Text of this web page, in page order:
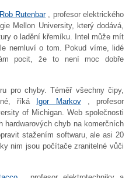
Rob Rutenbar, profesor elektrického
Mellon University, který dodává,
o ladění křemíku. Intel může mít
nemluví o tom. Pokud víme, lidé
pocit, že to není moc dobře
pro chyby. Téměř všechny čipy,
říká
Igor Markov, profesor
of Michigan. Web společnosti
hardwarových chyb na komerčních
stažením softwaru, ale asi 20
nim jsou počítače zranitelné vůči